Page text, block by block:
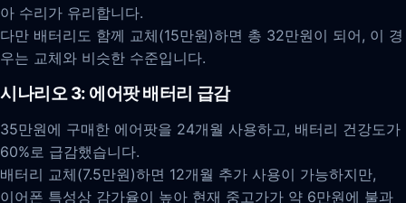
아 수리가 유리합니다.
다만 배터리도 함께 교체(15만원)하면 총 32만원이 되어, 이 경
우는 교체와 비슷한 수준입니다.
시나리오 3: 에어팟 배터리 급감
35만원에 구매한 에어팟을 24개월 사용하고, 배터리 건강도가
60%로 급감했습니다.
배터리 교체(7.5만원)하면 12개월 추가 사용이 가능하지만,
이어폰 특성상 감가율이 높아 현재 중고가가 약 6만원에 불과